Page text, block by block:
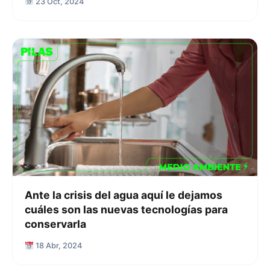
Ante la crisis del agua aquí le dejamos
cuáles son las nuevas tecnologías para
conservarla
18 Abr, 2024